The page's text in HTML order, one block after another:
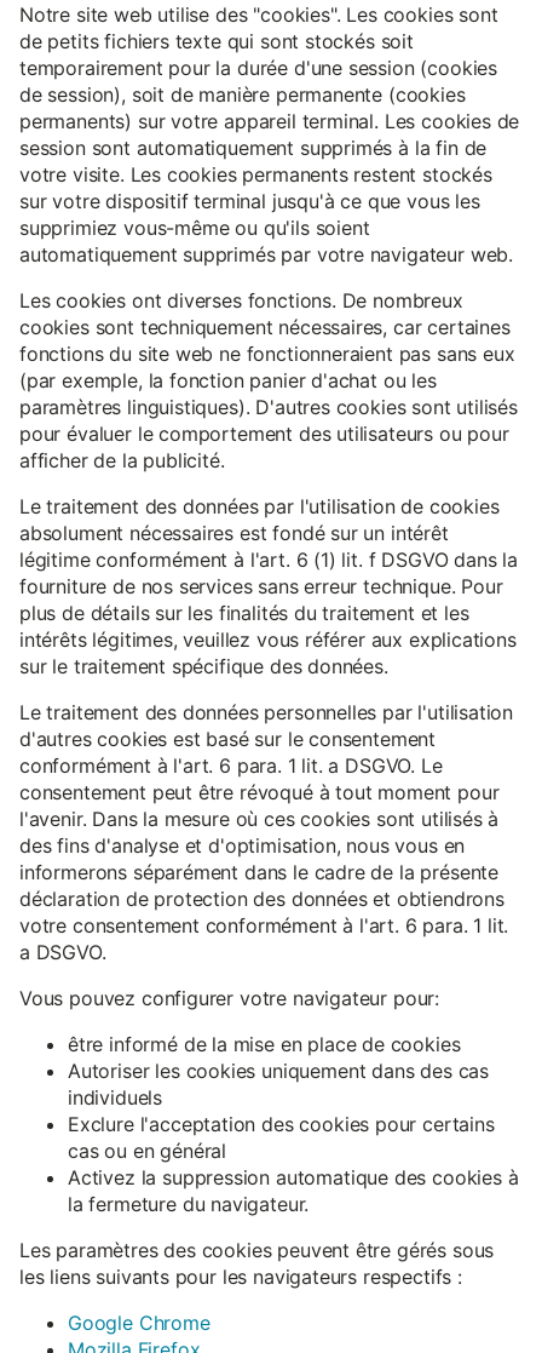
Notre site web utilise des "cookies". Les cookies sont
de petits fichiers texte qui sont stockés soit
temporairement pour la durée d'une session (cookies
de session), soit de manière permanente (cookies
permanents) sur votre appareil terminal. Les cookies de
session sont automatiquement supprimés à la fin de
votre visite. Les cookies permanents restent stockés
sur votre dispositif terminal jusqu'à ce que vous les
supprimiez vous-même ou qu'ils soient
automatiquement supprimés par votre navigateur web.
Les cookies ont diverses fonctions. De nombreux
cookies sont techniquement nécessaires, car certaines
fonctions du site web ne fonctionneraient pas sans eux
(par exemple, la fonction panier d'achat ou les
paramètres linguistiques). D'autres cookies sont utilisés
pour évaluer le comportement des utilisateurs ou pour
afficher de la publicité.
Le traitement des données par l'utilisation de cookies
absolument nécessaires est fondé sur un intérêt
légitime conformément à l'art. 6 (1) lit. f DSGVO dans la
fourniture de nos services sans erreur technique. Pour
plus de détails sur les finalités du traitement et les
intérêts légitimes, veuillez vous référer aux explications
sur le traitement spécifique des données.
Le traitement des données personnelles par l'utilisation
d'autres cookies est basé sur le consentement
conformément à l'art. 6 para. 1 lit. a DSGVO. Le
consentement peut être révoqué à tout moment pour
l'avenir. Dans la mesure où ces cookies sont utilisés à
des fins d'analyse et d'optimisation, nous vous en
informerons séparément dans le cadre de la présente
déclaration de protection des données et obtiendrons
votre consentement conformément à l'art. 6 para. 1 lit.
a DSGVO.
Vous pouvez configurer votre navigateur pour:
être informé de la mise en place de cookies
Autoriser les cookies uniquement dans des cas
individuels
Exclure l'acceptation des cookies pour certains
cas ou en général
Activez la suppression automatique des cookies à
la fermeture du navigateur.
Les paramètres des cookies peuvent être gérés sous
les liens suivants pour les navigateurs respectifs :
Google Chrome